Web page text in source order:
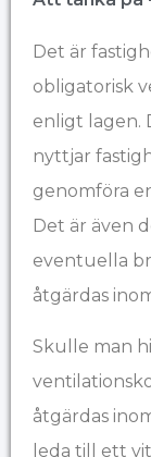
Det är
obligatorisk
enligt lagen.
nyttjar
genomföra
Det är även
eventuella
åtgärdas
Skulle man
åtgärdas
leda till ett